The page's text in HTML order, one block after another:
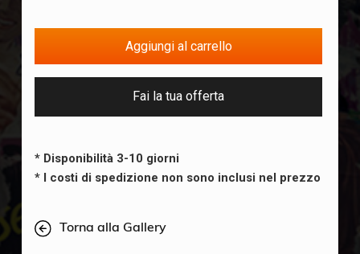
Fai la tua offerta
* Disponibilità 3-10 giorni
* I costi di spedizione non sono inclusi nel prezzo
Torna alla Gallery